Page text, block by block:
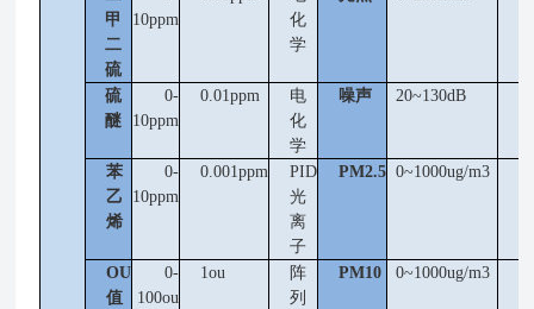
甲
二
硫
10ppm
化
学
硫
醚
0-
10ppm
0.01ppm
电
化
学
噪声 20~130dB
苯
乙
烯
0-
10ppm
0.001ppm
PID
光
离
子
PM2.5 0~1000ug/m3
OU
值
0-
100ou
1ou
阵
列
PM10 0~1000ug/m3